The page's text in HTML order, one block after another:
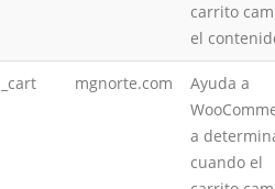
carrito
el
mgnorte.com
Ayuda a
a
cuando el